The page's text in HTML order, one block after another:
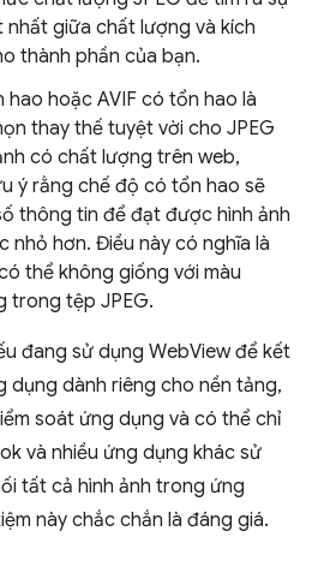
giữa chất lượng và kích
thành phần của bạn.
hao hoặc AVIF có tổn hao là
thay thế tuyệt vời cho JPEG
có chất lượng trên web,
ý rằng chế độ có tổn hao sẽ
thông tin để đạt được hình ảnh
nhỏ hơn. Điều này có nghĩa là
thể không giống với màu
trong tệp JPEG.
đang sử dụng WebView để kết
dụng dành riêng cho nền tảng,
soát ứng dụng và có thể chỉ
và nhiều ứng dụng khác sử
tất cả hình ảnh trong ứng
này chắc chắn là đáng giá.